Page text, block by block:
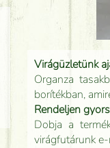
Virágüzletünk
Organza
borítékban,
Rendeljen
Dobja a
virágfutárunk